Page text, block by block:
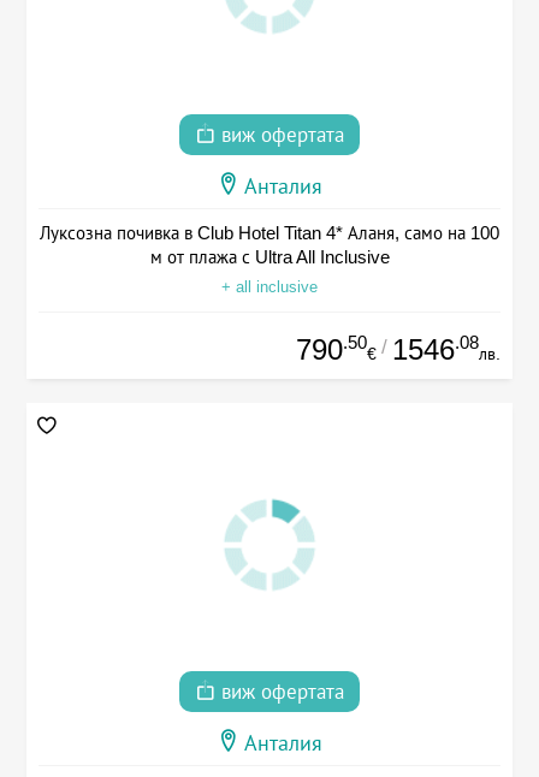
виж офертата
Анталия
Луксозна почивка в Club Hotel Titan 4* Аланя, само на 100
м от плажа с Ultra All Inclusive
+ all inclusive
790.50
€ / 1546.08
лв.
виж офертата
Анталия